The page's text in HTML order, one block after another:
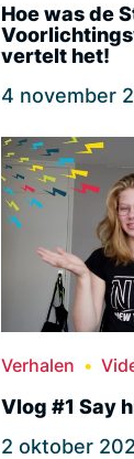
Hoe was de
vertelt het!
4 november
Verhalen
Vlog #1 Say
2 oktober